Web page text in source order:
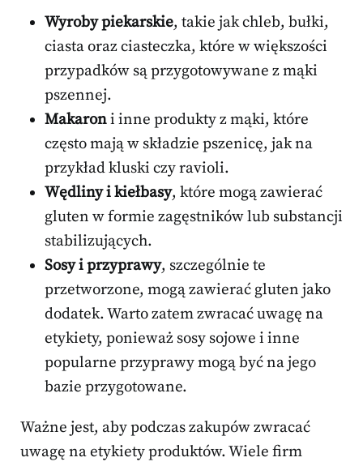
Wyroby piekarskie, takie jak chleb, bułki,
ciasta oraz ciasteczka, które w większości
przypadków są przygotowywane z mąki
pszennej.
Makaroni inne produkty z mąki, które
często mają w składzie pszenicę, jak na
przykład kluski czy ravioli.
Wędliny i kiełbasy, które mogą zawierać
gluten w formie zagęstników lub substancji
stabilizujących.
Sosy i przyprawy, szczególnie te
przetworzone, mogą zawierać gluten jako
dodatek. Warto zatem zwracać uwagę na
etykiety, ponieważ sosy sojowe i inne
popularne przyprawy mogą być na jego
bazie przygotowane.
Ważne jest, aby podczas zakupów zwracać
uwagę na etykiety produktów. Wiele firm